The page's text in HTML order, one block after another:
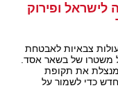
לישראל ופירוק
צבאיות לאבטחת
משטרו של בשאר אסד.
מנצלת את תקופת
כדי לשמור על